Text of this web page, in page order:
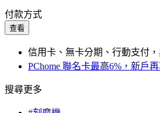
付款方式
查看
信用卡、無卡分期、行動支付
PChome 聯名卡最高6%，新戶
搜尋更多